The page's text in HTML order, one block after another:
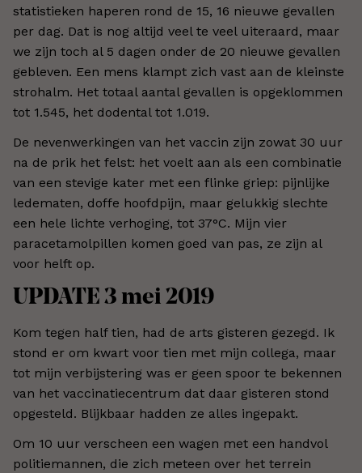
statistieken haperen rond de 15, 16 nieuwe gevallen
per dag. Dat is nog altijd veel te veel uiteraard, maar
we zijn toch al 5 dagen onder de 20 nieuwe gevallen
gebleven. Een mens klampt zich vast aan de kleinste
strohalm. Het totaal aantal gevallen is opgeklommen
tot 1.545, het dodental tot 1.019.
De nevenwerkingen van het vaccin zijn zowat 30 uur
na de prik het felst: het voelt aan als een combinatie
van een stevige kater met een flinke griep: pijnlijke
ledematen, doffe hoofdpijn, maar gelukkig slechte
een hele lichte verhoging, tot 37°C. Mijn vier
paracetamolpillen komen goed van pas, ze zijn al
voor helft op.
UPDATE 3 mei 2019
Kom tegen half tien, had de arts gisteren gezegd. Ik
stond er om kwart voor tien met mijn collega, maar
tot mijn verbijstering was er geen spoor te bekennen
van het vaccinatiecentrum dat daar gisteren stond
opgesteld. Blijkbaar hadden ze alles ingepakt.
Om 10 uur verscheen een wagen met een handvol
politiemannen, die zich meteen over het terrein